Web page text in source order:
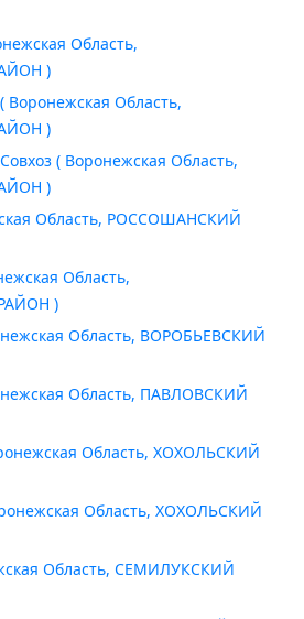
Область,
)
Воронежская Область,
)
( Воронежская Область,
)
Область, РОССОШАНСКИЙ
Область,
)
Область, ВОРОБЬЕВСКИЙ
Область, ПАВЛОВСКИЙ
Область, ХОХОЛЬСКИЙ
Область, ХОХОЛЬСКИЙ
Область, СЕМИЛУКСКИЙ